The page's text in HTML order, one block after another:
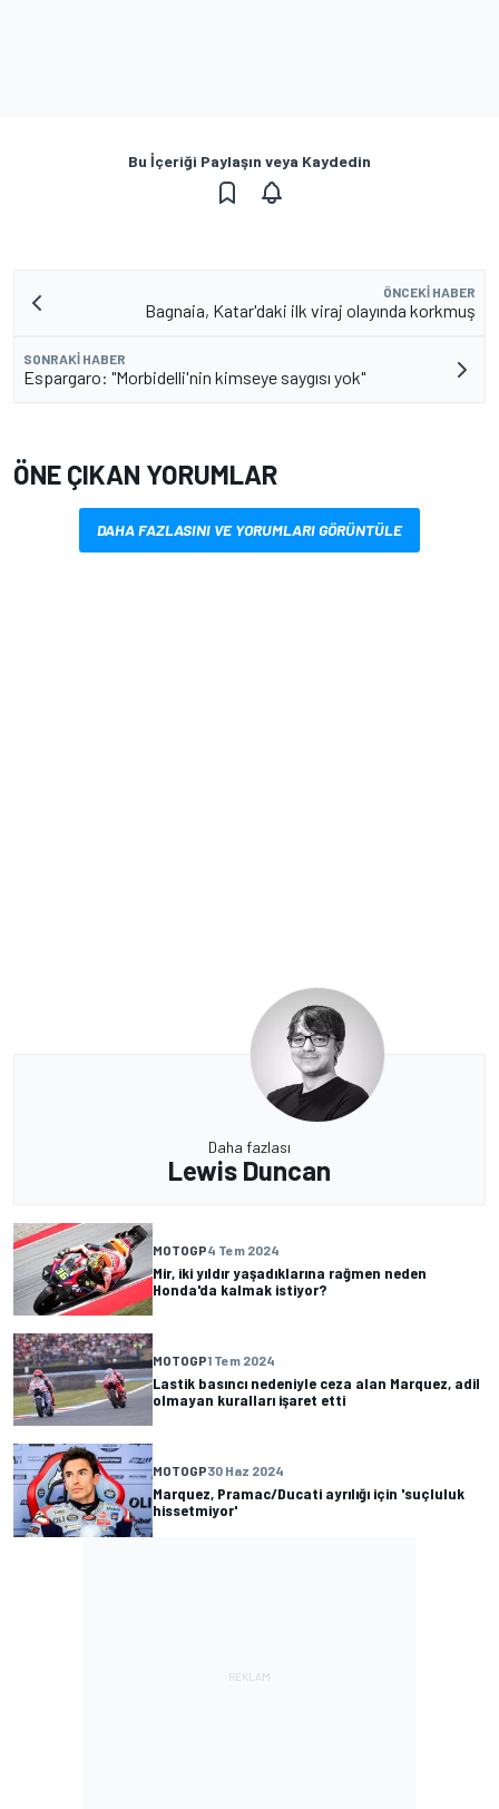
Bu İçeriği Paylaşın veya Kaydedin
ÖNCEKI HABER
Bagnaia, Katar'daki ilk viraj olayında korkmuş
SONRAKI HABER
Espargaro: "Morbidelli'nin kimseye saygısı yok"
ÖNE ÇIKAN YORUMLAR
DAHA FAZLASINI VE YORUMLARI GÖRÜNTÜLE
Daha fazlası
Lewis Duncan
MOTOGP4 Tem 2024
Mir, iki yıldır yaşadıklarına rağmen neden
Honda'da kalmak istiyor?
MOTOGP1 Tem 2024
Lastik basıncı nedeniyle ceza alan Marquez, adil
olmayan kuralları işaret etti
MOTOGP30 Haz 2024
Marquez, Pramac/Ducati ayrılığı için 'suçluluk
hissetmiyor'